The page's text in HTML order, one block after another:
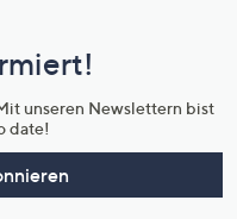
unseren Newslettern bist
date!